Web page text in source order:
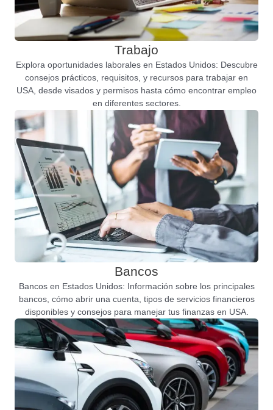
Trabajo
Explora oportunidades laborales en Estados Unidos: Descubre
consejos prácticos, requisitos, y recursos para trabajar en
USA, desde visados y permisos hasta cómo encontrar empleo
en diferentes sectores.
Bancos
Bancos en Estados Unidos: Información sobre los principales
bancos, cómo abrir una cuenta, tipos de servicios financieros
disponibles y consejos para manejar tus finanzas en USA.